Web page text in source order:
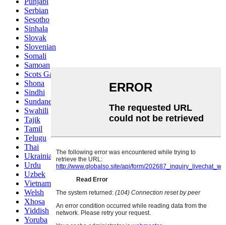
Serbian
Sesotho
Sinhala
Slovak
Slovenian
Somali
Samoan
Scots Gaelic
Shona
Sindhi
Sundanese
Swahili
Tajik
Tamil
Telugu
Thai
Ukrainian
Urdu
Uzbek
Vietnamese
Welsh
Xhosa
Yiddish
Yoruba